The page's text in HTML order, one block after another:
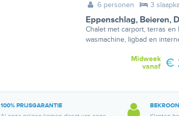
6 personen 3
Eppenschlag, Beieren,
Chalet met carport, terras
wasmachine, ligbad en
Midweek
vanaf
€
100% PRIJSGARANTIE